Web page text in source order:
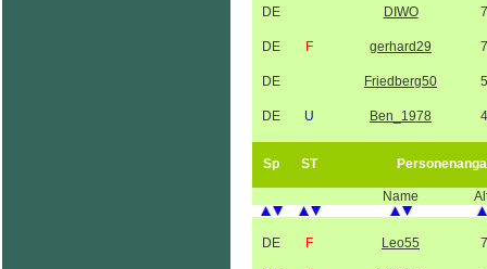
DE DIWO
DE F gerhard29
DE Friedberg50
DE U Ben_1978
Sp ST
Name
DE F Leo55